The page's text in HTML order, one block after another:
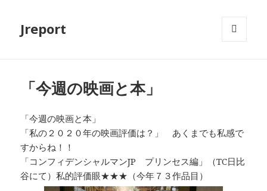
Jreport
「今週の映画と本」
「今週の映画と本」
「私の２０２０年の映画評価は？」 あくまでも私感で
すからね！！
「コンフィデンシャルマンJP プリンセス編」（TC日比
谷にて）私的評価眼★★★（今年７３作品目）